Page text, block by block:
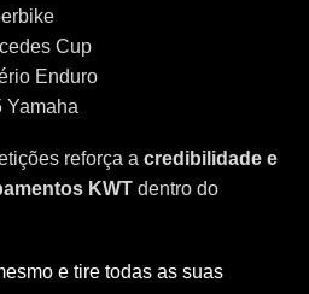
Cup
Enduro
Yamaha
reforça a credibilidade e
KWT dentro do
e tire todas as suas